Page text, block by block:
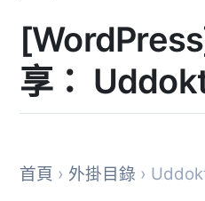
享：
首頁 › 外掛目錄 ›